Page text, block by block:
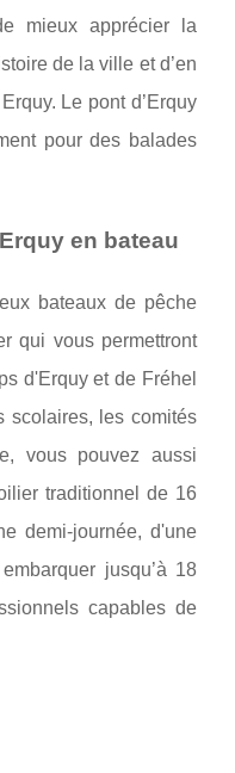
mieux apprécier la
de la ville et d’en
Le pont d’Erquy
pour des balades
en bateau
bateaux de pêche
qui vous permettront
d'Erquy et de Fréhel
scolaires, les comités
vous pouvez aussi
traditionnel de 16
demi-journée, d'une
jusqu’à 18
capables de